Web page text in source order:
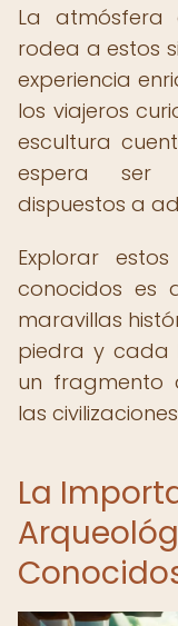
La atmósfera
rodea a estos
experiencia
los viajeros
escultura
espera ser
dispuestos a
Explorar
conocidos es
maravillas
piedra y cada
un fragmento
las
La